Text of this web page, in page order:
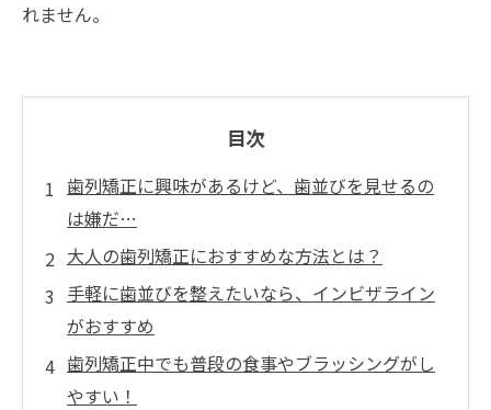
れません。
目次
歯列矯正に興味があるけど、歯並びを見せるの
は嫌だ…
大人の歯列矯正におすすめな方法とは？
手軽に歯並びを整えたいなら、インビザライン
がおすすめ
歯列矯正中でも普段の食事やブラッシングがし
やすい！